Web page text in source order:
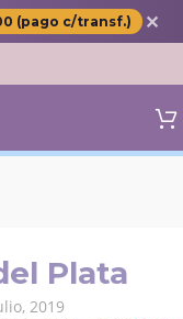
(pago c/transf.) ✕
Plata
2019